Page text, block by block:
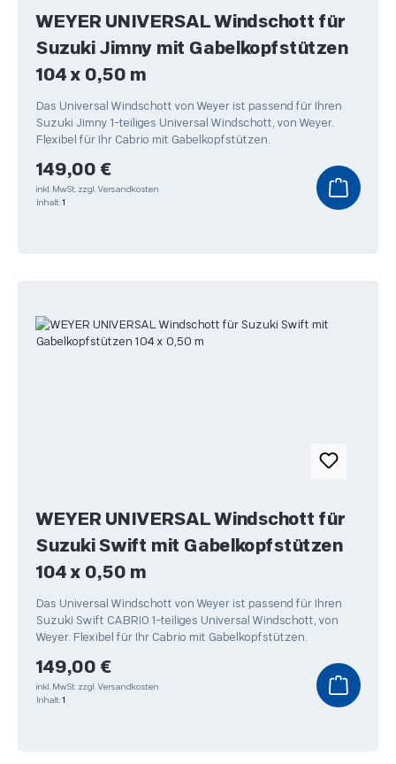
WEYER UNIVERSAL Windschott für
Suzuki Jimny mit Gabelkopfstützen
104 x 0,50 m
Das Universal Windschott von Weyer ist passend für Ihren
Suzuki Jimny 1-teiliges Universal Windschott, von Weyer.
Flexibel für Ihr Cabrio mit Gabelkopfstützen.
Regulärer Preis:
149,00 €
inkl. MwSt. zzgl. Versandkosten
Inhalt: 1
WEYER UNIVERSAL Windschott für
Suzuki Swift mit Gabelkopfstützen
104 x 0,50 m
Das Universal Windschott von Weyer ist passend für Ihren
Suzuki Swift CABRIO 1-teiliges Universal Windschott, von
Weyer. Flexibel für Ihr Cabrio mit Gabelkopfstützen.
Regulärer Preis:
149,00 €
inkl. MwSt. zzgl. Versandkosten
Inhalt: 1